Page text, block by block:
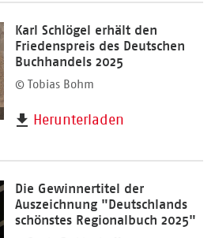
Karl Schlögel erhält den
Friedenspreis des Deutschen
Buchhandels 2025
© Tobias Bohm
Herunterladen
Die Gewinnertitel der
Auszeichnung "Deutschlands
schönstes Regionalbuch 2025"